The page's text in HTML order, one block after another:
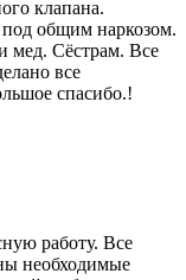
клапана.
общим наркозом.
мед. Сёстрам. Все
все
спасибо.!
работу. Все
необходимые